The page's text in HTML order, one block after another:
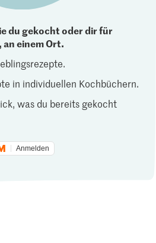
du gekocht oder dir für
einem Ort.
in individuellen Kochbüchern.
was du bereits gekocht
Anmelden